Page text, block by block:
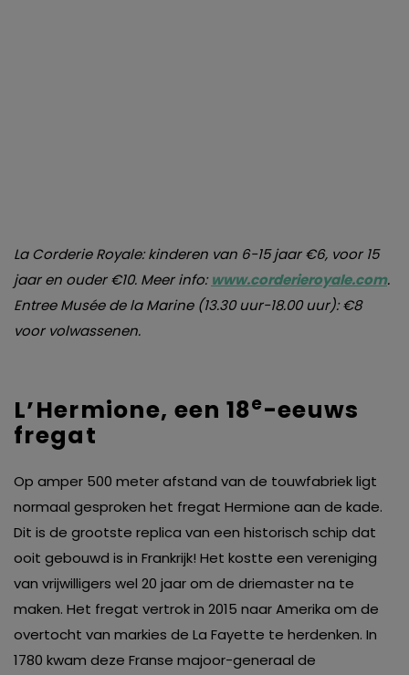
La Corderie Royale: kinderen van 6-15 jaar €6, voor 15
jaar en ouder €10. Meer info:www.corderieroyale.com.
Entree Musée de la Marine (13.30 uur-18.00 uur): €8
voor volwassenen.
L’Hermione, een 18e-eeuws
fregat
Op amper 500 meter afstand van de touwfabriek ligt
normaal gesproken het fregat Hermione aan de kade.
Dit is de grootste replica van een historisch schip dat
ooit gebouwd is in Frankrijk! Het kostte een vereniging
van vrijwilligers wel 20 jaar om de driemaster na te
maken. Het fregat vertrok in 2015 naar Amerika om de
overtocht van markies de La Fayette te herdenken. In
1780 kwam deze Franse majoor-generaal de